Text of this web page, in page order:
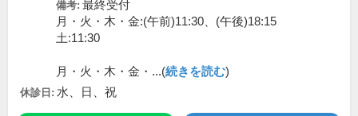
備考: 最終受付
月・火・木・金:(午前)11:30、(午後)18:15
土:11:30
月・火・木・金・...(続きを読む)
休診日: 水、日、祝